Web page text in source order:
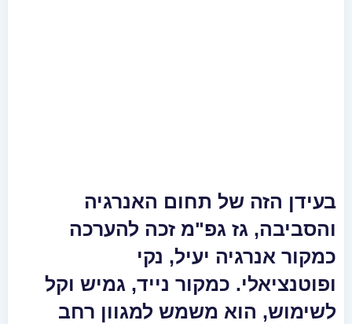
בעידן הזה של תחום האנרגיה
והסביבה, גז גפ"מ זכה להערכה
כמקור אנרגיה יעיל, נקי
ופוטנציאלי. כמקור נייד, גמיש וקל
לשימוש, הוא משמש למגוון רחב